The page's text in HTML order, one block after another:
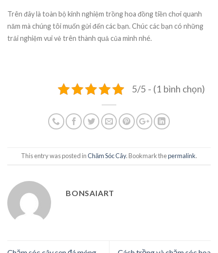
Trên đây là toàn bộ kinh nghiệm trồng hoa đồng tiền chơi quanh
năm mà chúng tôi muốn gửi đến các bạn. Chúc các bạn có những
trải nghiệm vui vẻ trên thành quả của mình nhé.
5/5 - (1 bình chọn)
This entry was posted inChăm Sóc Cây. Bookmark thepermalink.
BONSAIART